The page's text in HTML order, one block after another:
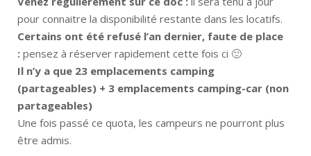
pour connaitre la disponibilité restante dans les locatifs.
Certains ont été refusé l’an dernier, faute de place
: pensez à réserver rapidement cette fois ci 🙂
Il n’y a que 23 emplacements camping
(partageables) + 3 emplacements camping-car (non
partageables)
Une fois passé ce quota, les campeurs ne pourront plus
être admis.